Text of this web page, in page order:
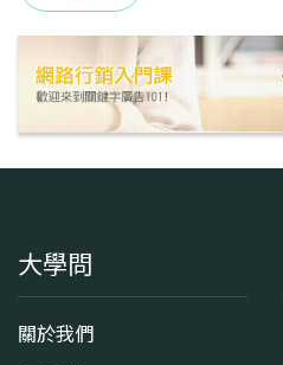
大學問
關於我們